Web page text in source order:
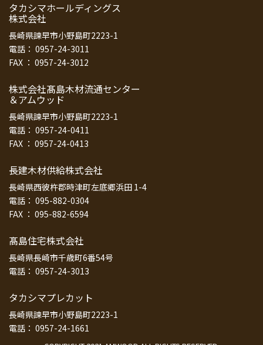
タカシマホールディングス
株式会社
長崎県諫早市小野島町2223-1
電話： 0957-24-3011
FAX ： 0957-24-3012
株式会社髙島木材流通センター
＆アムウッド
長崎県諫早市小野島町2223-1
電話： 0957-24-0411
FAX ： 0957-24-0413
長建木材供給株式会社
長崎県西彼杵郡時津町左底郷浜田 1-4
電話： 095-882-0304
FAX ： 095-882-6594
髙島住宅株式会社
長崎県長崎市千歳町6番54号
電話： 0957-24-3013
タカシマプレカット
長崎県諫早市小野島町2223-1
電話： 0957-24-1661